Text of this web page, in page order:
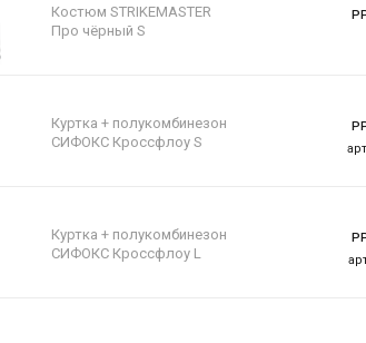
Костюм STRIKEMASTER
Про чёрный S
Куртка + полукомбинезон
СИФОКС Кроссфлоу S
Куртка + полукомбинезон
СИФОКС Кроссфлоу L